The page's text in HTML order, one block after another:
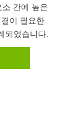
간에 높은
이 필요한
되었습니다.